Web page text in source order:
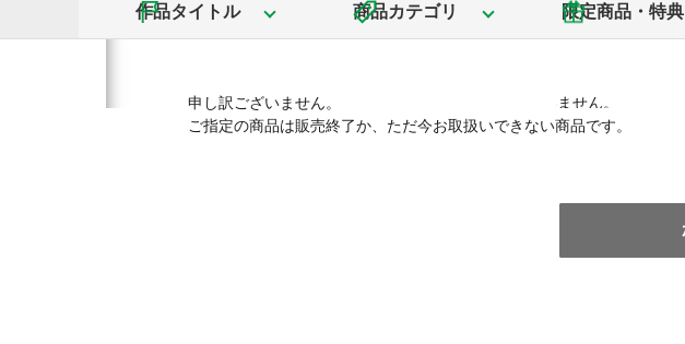
作品タイトル 商品カテゴリ 限定商品・特典
申し訳ございません。
ご指定の商品は販売終了か、ただ今お取扱いできない商品です。